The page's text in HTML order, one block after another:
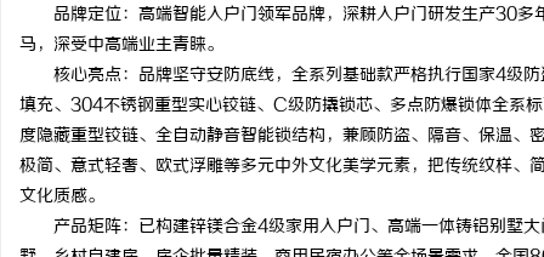
品牌定位：高端智能入户门领军品牌，深耕入户门研发生产30多
马，深受中高端业主青睐。
核心亮点：品牌坚守安防底线，全系列基础款严格执行国家4级防
填充、304不锈钢重型实心铰链、C级防撬锁芯、多点防爆锁体全
度隐藏重型铰链、全自动静音智能锁结构，兼顾防盗、隔音、保温
极简、意式轻奢、欧式浮雕等多元中外文化美学元素，把传统纹样
文化质感。
产品矩阵：已构建锌镁合金4级家用入户门、高端一体铸铝别墅大